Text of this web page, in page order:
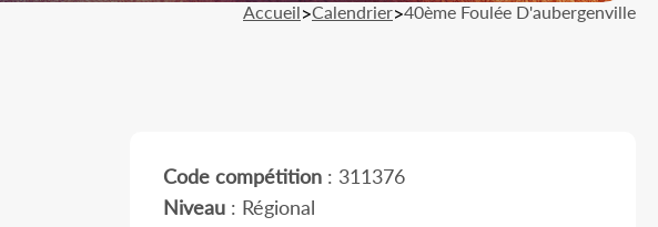
Accueil>Calendrier>40ème Foulée D'aubergenville
Code compétition: 311376
Niveau: Régional